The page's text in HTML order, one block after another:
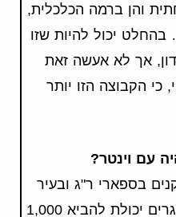
והן ברמה הכלכלית,
יכול להיות שזו
אך לא אעשה זאת
הקבוצה הזו יותר
עם וינטר?
בספארי ר"ג ובעיר
גבעתיים, יש לקבוצת הבוגרים יכולת להביא 1,000